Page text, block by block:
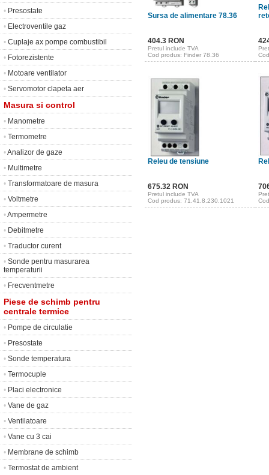
• Presostate
• Electroventile gaz
• Cuplaje ax pompe combustibil
• Fotorezistente
• Motoare ventilator
• Servomotor clapeta aer
Masura si control
• Manometre
• Termometre
•Analizor de gaze
• Multimetre
• Transformatoare de masura
• Voltmetre
•Ampermetre
• Debitmetre
• Traductor curent
• Sonde pentru masurarea
temperaturii
• Frecventmetre
Piese de schimb pentru
centrale termice
• Pompe de circulatie
• Presostate
• Sonde temperatura
• Termocuple
• Placi electronice
• Vane de gaz
• Ventilatoare
• Vane cu 3 cai
• Membrane de schimb
• Termostat de ambient
Sursa de alimentare 78.36
404.3 RON
Pretul include TVA
Cod produs: Finder 78.36
Releu de tensiune
675.32 RON
Pretul include TVA
Cod produs: 71.41.8.230.1021